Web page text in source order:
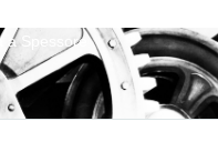
a Spessore